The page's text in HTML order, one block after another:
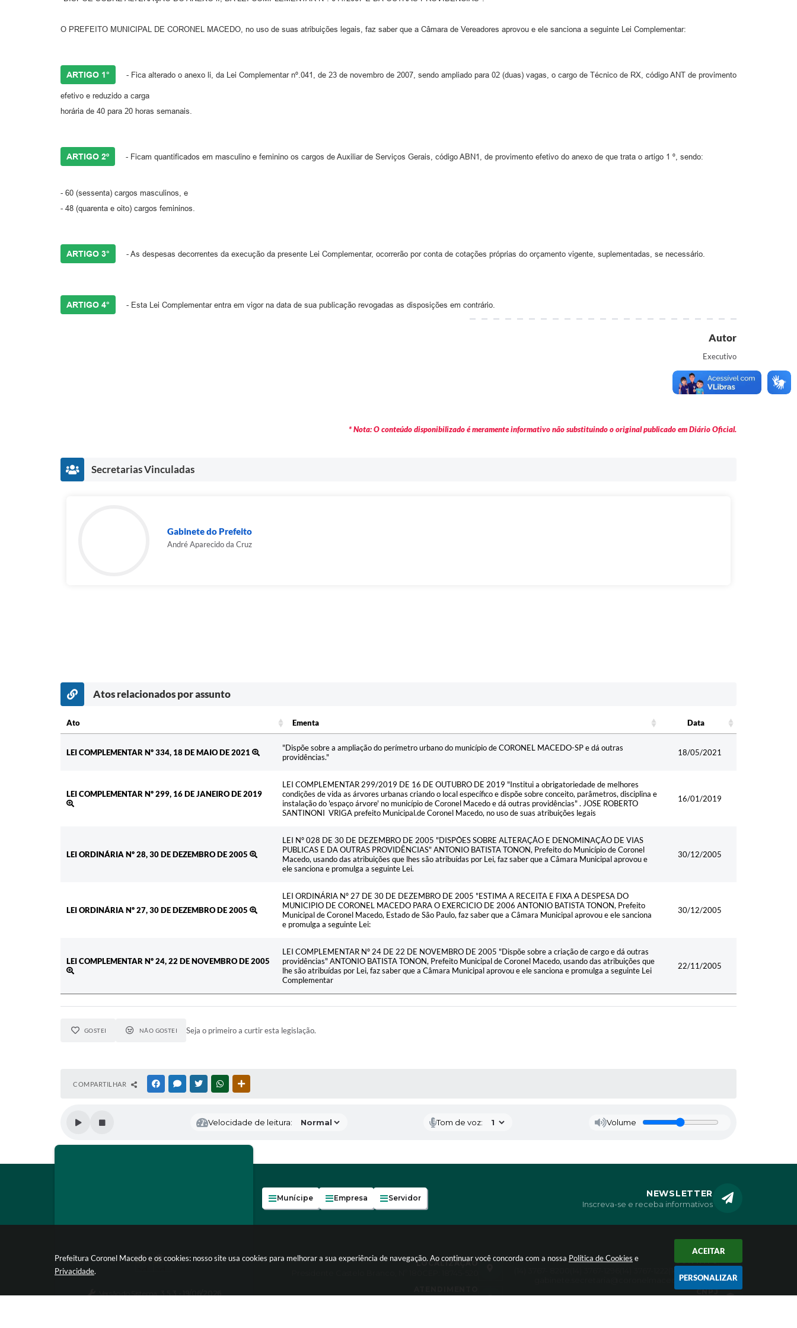
Prefeitura Coronel Macedo e os cookies: nosso site usa cookies para melhorar a sua experiência de navegação. Ao continuar você concorda com a nossa Política de Cookies e
Privacidade.
ACEITAR
PERSONALIZAR
O PREFEITO MUNICIPAL DE CORONEL MACEDO, no uso de suas atribuições legais, faz saber que a Câmara de Vereadores aprovou e ele sanciona a seguinte Lei Complementar:
ARTIGO 1° - Fica alterado o anexo li, da Lei Complementar nº.041, de 23 de novembro de 2007, sendo ampliado para 02 (duas) vagas, o cargo de Técnico de RX, código ANT de provimento
efetivo e reduzido a carga
horária de 40 para 20 horas semanais.
ARTIGO 2º - Ficam quantificados em masculino e feminino os cargos de Auxiliar de Serviços Gerais, código ABN1, de provimento efetivo do anexo de que trata o artigo 1 º, sendo:
- 60 (sessenta) cargos masculinos, e
- 48 (quarenta e oito) cargos femininos.
ARTIGO 3° - As despesas decorrentes da execução da presente Lei Complementar, ocorrerão por conta de cotações próprias do orçamento vigente, suplementadas, se necessário.
ARTIGO 4° - Esta Lei Complementar entra em vigor na data de sua publicação revogadas as disposições em contrário.
Autor
Executivo
* Nota: O conteúdo disponibilizado é meramente informativo não substituindo o original publicado em Diário Oficial.
Secretarias Vinculadas
Gabinete do Prefeito
André Aparecido da Cruz
Atos relacionados por assunto
Ato Ementa
Data
LEI COMPLEMENTAR Nº 334, 18 DE MAIO DE 2021
"Dispõe sobre a ampliação do perímetro urbano do município de CORONEL MACEDO-SP e dá outras
providências."
18/05/2021
LEI COMPLEMENTAR Nº 299, 16 DE JANEIRO DE 2019
LEI COMPLEMENTAR 299/2019 DE 16 DE OUTUBRO DE 2019 "Institui a obrigatoriedade de melhores
condições de vida as árvores urbanas criando o local específico e dispõe sobre conceito, parâmetros, disciplina e
instalação do 'espaço árvore' no município de Coronel Macedo e dá outras providências" . JOSE ROBERTO
SANTINONI VRIGA prefeito Municipal.de Coronel Macedo, no uso de suas atribuições legais
16/01/2019
LEI ORDINÁRIA Nº 28, 30 DE DEZEMBRO DE 2005
LEI Nº 028 DE 30 DE DEZEMBRO DE 2005 "DISPÕES SOBRE ALTERAÇÃO E DENOMINAÇÃO DE VIAS
PUBLICAS E DA OUTRAS PROVIDÊNCIAS" ANTONIO BATISTA TONON, Prefeito do Município de Coronel
Macedo, usando das atribuições que lhes são atribuídas por Lei, faz saber que a Câmara Municipal aprovou e
ele sanciona e promulga a seguinte Lei.
30/12/2005
LEI ORDINÁRIA Nº 27, 30 DE DEZEMBRO DE 2005
LEI ORDINÁRIA Nº 27 DE 30 DE DEZEMBRO DE 2005 "ESTIMA A RECEITA E FIXA A DESPESA DO
MUNICIPIO DE CORONEL MACEDO PARA O EXERCICIO DE 2006 ANTONIO BATISTA TONON, Prefeito
Municipal de Coronel Macedo, Estado de São Paulo, faz saber que a Câmara Municipal aprovou e ele sanciona
e promulga a seguinte Lei:
30/12/2005
LEI COMPLEMENTAR Nº 24, 22 DE NOVEMBRO DE 2005
LEI COMPLEMENTAR Nº 24 DE 22 DE NOVEMBRO DE 2005 "Dispõe sobre a criação de cargo e dá outras
providências" ANTONIO BATISTA TONON, Prefeito Municipal de Coronel Macedo, usando das atribuições que
lhe são atribuídas por Lei, faz saber que a Câmara Municipal aprovou e ele sanciona e promulga a seguinte Lei
Complementar
22/11/2005
GOSTEI NÃO GOSTEI Seja o primeiro a curtir esta legislação.
COMPARTILHAR FACEBOOKMESSENGER
TWITTERWHATSAPP
Velocidade de leitura: Tom de voz: Volume
NEWSLETTER
Inscreva-se e receba informativos
Munícipe Empresa Servidor
LOCALIZAÇÃO CONTATO
(14) 3767-1366
gabinete.secretaria@coronelmacedo.sp.gov.br
Atendimento de segunda-feira a sexta-feira, das 7:30
CNPJ
Versão do Sistema:3.5.3 - 19/06/2026